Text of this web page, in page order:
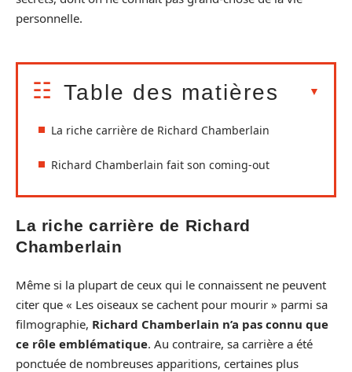
personnelle.
Table des matières
La riche carrière de Richard Chamberlain
Richard Chamberlain fait son coming-out
La riche carrière de Richard
Chamberlain
Même si la plupart de ceux qui le connaissent ne peuvent
citer que « Les oiseaux se cachent pour mourir » parmi sa
filmographie, Richard Chamberlain n’a pas connu que
ce rôle emblématique. Au contraire, sa carrière a été
ponctuée de nombreuses apparitions, certaines plus